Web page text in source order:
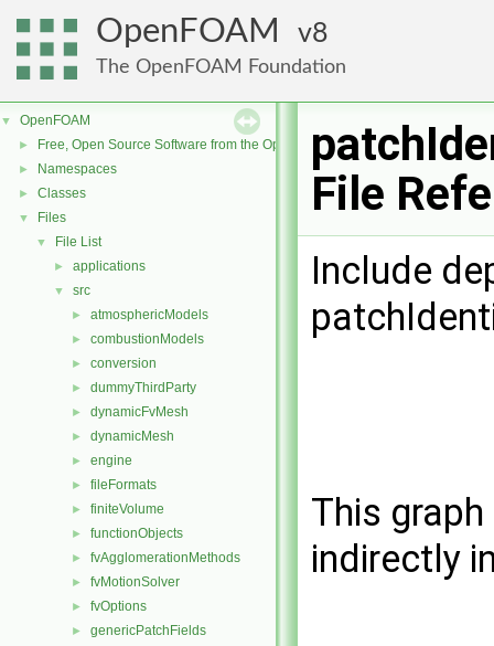
OpenFOAM 8
The OpenFOAM Foundation
▼ OpenFOAM
► Free, Open Source Software from the OpenFOAM Foundation
► Namespaces
► Classes
▼ Files
▼ File List
► applications
▼ src
► atmosphericModels
► combustionModels
► conversion
► dummyThirdParty
► dynamicFvMesh
► dynamicMesh
► engine
► fileFormats
► finiteVolume
► functionObjects
► fvAgglomerationMethods
► fvMotionSolver
► fvOptions
► genericPatchFields
File
Include
This
indirectly